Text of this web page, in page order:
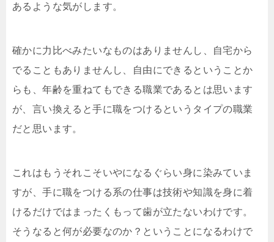
あるような気がします。
確かに力比べみたいなものはありませんし、自宅から
でることもありませんし、自由にできるということか
らも、年齢を重ねてもできる職業であるとは思います
が、言い換えると手に職をつけるというタイプの職業
だと思います。
これはもうそれこそいやになるぐらい身に染みていま
すが、手に職をつける系の仕事は技術や知識を身に着
けるだけではまったくもって歯が立たないわけです。
そうなると何が必要なのか？ということになるわけで